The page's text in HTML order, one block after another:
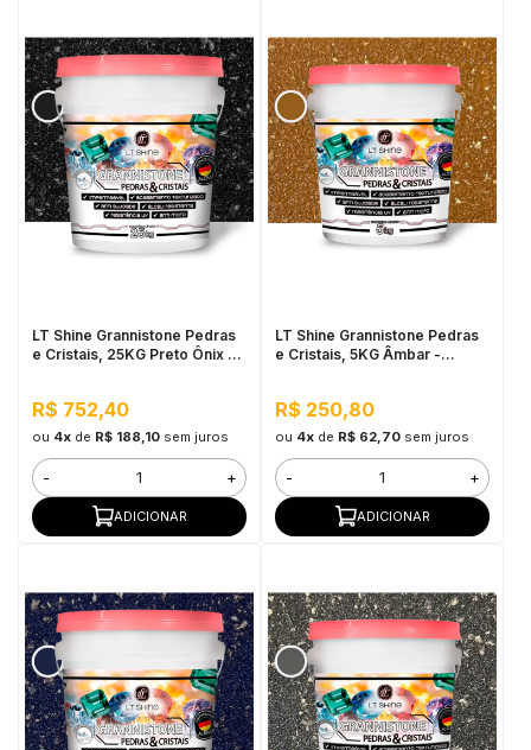
LT Shine Grannistone Pedras
e Cristais, 25KG Preto Ônix -
R$ 752,40
ou 4xde R$ 188,10 sem juros
- +
ADICIONAR
LT Shine Grannistone Pedras
e Cristais, 5KG Âmbar -
R$ 250,80
ou 4xde R$ 62,70 sem juros
- +
ADICIONAR